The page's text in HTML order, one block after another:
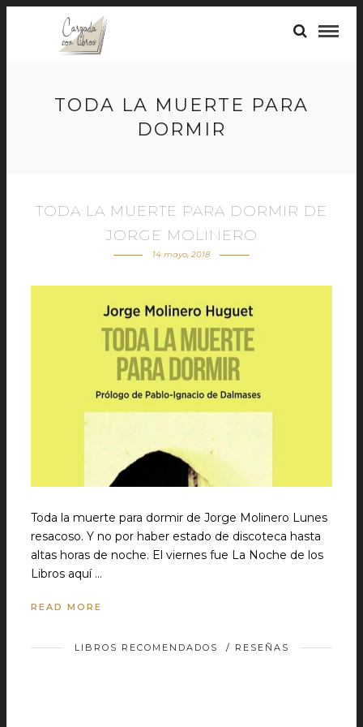
TODA LA MUERTE PARA
DORMIR
TODA LA MUERTE PARA DORMIR DE
JORGE MOLINERO
14 mayo, 2018
Toda la muerte para dormir de Jorge Molinero Lunes
resacoso. Y no por haber estado de discoteca hasta
altas horas de noche. El viernes fue La Noche de los
Libros aquí …
READ MORE
LIBROS RECOMENDADOS / RESEÑAS